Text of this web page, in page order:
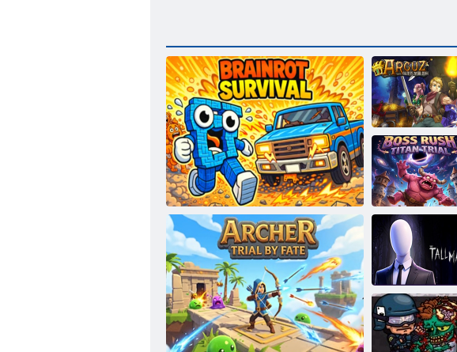
Brainrot ellujäämine
Arcuzi
aardekütid
Boss Rush
Titani
kohtuprotsess
Pikk mees